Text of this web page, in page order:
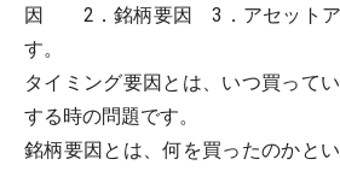
因 2．銘柄要因 3．アセットア
す。
タイミング要因とは、いつ買って
する時の問題です。
銘柄要因とは、何を買ったのかと